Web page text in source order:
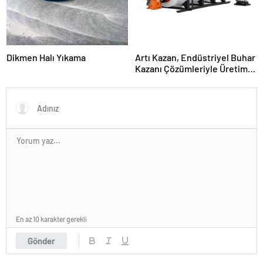
Dikmen Halı Yıkama
Artı Kazan, Endüstriyel Buhar
Kazanı Çözümleriyle Üretim
Sunuyor
Gönder
En az 10 karakter gerekli